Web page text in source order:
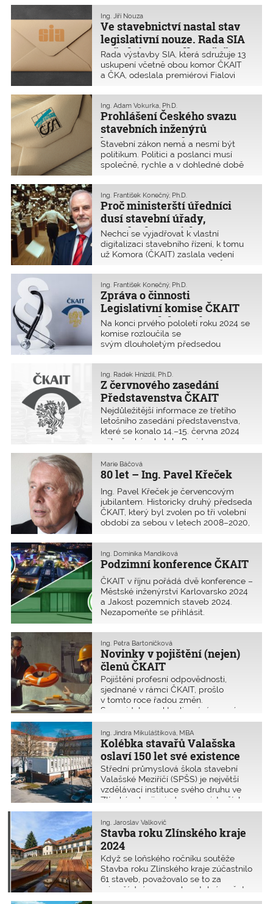
smlouva o dílo.
předpokládané hodnoty stavby ve
fázi stavebního povolení použít
agregované položky z cenové
soustavy RTS, která byla naposledy
aktualizována v srpnu 2024.
Ve stavebnictví nastal stav
legislativní nouze. Rada SIA
požaduje neprodlené řešení
Ing. Jiří Nouza
Rada výstavby SIA, která sdružuje 13
uskupení včetně obou komor ČKAIT
a ČKA, odeslala premiérovi Fialovi
a Kupkovi výzvu, aby poslanecká
sněmovna ve stavu legislativní nouze
řešila současnou kritickou situaci při
povolování staveb podle nového
stavebního zákona. Všichni členové
rady se shodli, že je třeba neprodleně
minimalizovat škody a situaci napravit.
Dopis byl odeslán 23. srpna 2024
znění. Odpověď premiéra Petra Fialy
ze dne 5. září najdete na konci článku.
Prohlášení Českého svazu
stavebních inženýrů
k novému stavebnímu
zákonu a Portálu stavebníka
Ing. Adam Vokurka, Ph.D.
Stavební zákon nemá a nesmí být
politikum. Politici a poslanci musí
společně, rychle a v dohledné době
zákon a především digitalizace
procesů ve stavebních řízeních
vyvolal.
Proč ministerští úředníci
dusí stavební úřady,
stavebníky, projektanty
a snad i ministra?
Ing. František Konečný, Ph.D.
Nechci se vyjadřovat k vlastní
digitalizaci stavebního řízení, k tomu
už Komora (ČKAIT) zaslala vedení
několik veřejných dopisů a nemá
smysl se opakovat. Rád bych se však
podělil o aktuální zkušenosti
projektantů z pozice předsedy oblasti
ČKAIT České Budějovice.
Zpráva o činnosti
Legislativní komise ČKAIT
v prvém pololetí roku 2024
Ing. František Konečný, Ph.D.
Na konci prvého pololetí roku 2024 se
komise rozloučila se
svým dlouholetým předsedou
krátce předtím podal Představenstvu
ČKAIT žádost o své uvolnění z funkce
předsedy LK, a na jeho doporučení
byl jmenovaný nový předseda LK
inženýr František Konečný, Ph.D.
Organizačně došlo ke změně, kdy
Legislativní komise ukončila možnost
účasti na dálku a nastolila výhradně
Z červnového zasedání
Představenstva ČKAIT
Ing. Radek Hnízdil, Ph.D.
Nejdůležitější informace ze třetího
letošního zasedání představenstva,
které se konalo 14.–15. června 2024
v jihočeském hotelu Rezidence
v Nových Hradech. Výjezdního
zasedání se účastnilo všech 15 členů.
80 let – Ing. Pavel Křeček
Marie Báčová
Ing. Pavel Křeček je červencovým
jubilantem. Historicky druhý předseda
ČKAIT, který byl zvolen po tři volební
období za sebou v letech 2008–2020,
patří k zakládajícím členům Komory.
Podzimní konference ČKAIT
Ing. Dominika Mandíková
ČKAIT v říjnu pořádá dvě konference –
Městské inženýrství Karlovarsko 2024
a Jakost pozemních staveb 2024.
Nezapomeňte se přihlásit.
Novinky v pojištění (nejen)
členů ČKAIT
Ing. Petra Bartoníčková
Pojištění profesní odpovědnosti,
sjednané v rámci ČKAIT, prošlo
v tomto roce řadou změn.
S pravidelnou aktualizací rámcové
pojistné smlouvy rozhodlo
Představenstvo Komory především
o navýšení limitu pojistného plnění, ale
také o provedení významné změny
v oblasti samotné správy pojištění
profesní odpovědnosti svých členů.
Tento článek vás proto seznámí s těmi
nejdůležitějšími změnami.
Kolébka stavařů Valašska
oslaví 150 let své existence
Ing. Jindra Mikuláštíková, MBA
Střední průmyslová škola stavební
Valašské Meziříčí (SPŠS) je největší
vzdělávací instituce svého druhu ve
Zlínském kraji a jednou z nejstarších
středních odborných škol na Moravě.
Oslavy 150. výročí proběhnou
22. až 23. listopadu 2024 a budou
příležitostí pro vzájemné setkání všech
generací.
Stavba roku Zlínského kraje
2024
Ing. Jaroslav Valkovič
Když se loňského ročníku soutěže
Stavba roku Zlínského kraje zúčastnilo
61 staveb, považovalo se to za
mimořádný a neopakovatelný počet.
O to více bylo překvapením, že do